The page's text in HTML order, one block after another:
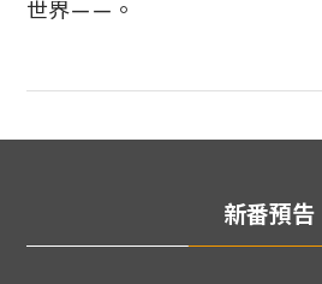
世界——。
新番預告